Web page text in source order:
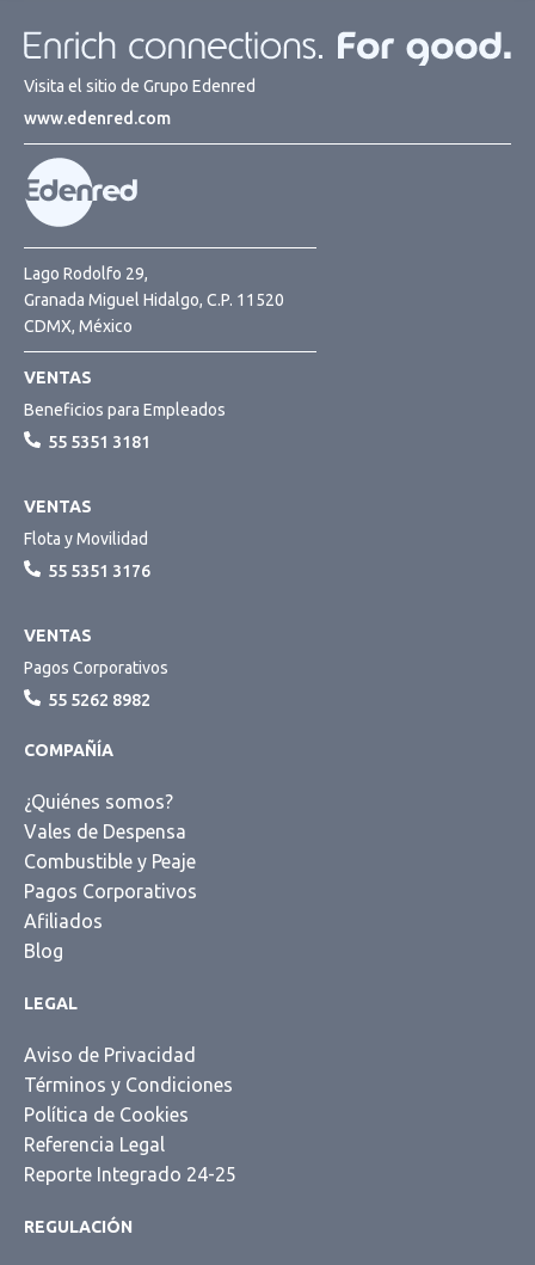
Visita el sitio de Grupo Edenred
www.edenred.com
Lago Rodolfo 29,
Granada Miguel Hidalgo, C.P. 11520
CDMX, México
VENTAS
Beneficios para Empleados
55 5351 3181
VENTAS
Flota y Movilidad
55 5351 3176
VENTAS
Pagos Corporativos
55 5262 8982
COMPAÑÍA
¿Quiénes somos?
Vales de Despensa
Combustible y Peaje
Pagos Corporativos
Afiliados
Blog
LEGAL
Aviso de Privacidad
Términos y Condiciones
Política de Cookies
Referencia Legal
Reporte Integrado 24-25
REGULACIÓN